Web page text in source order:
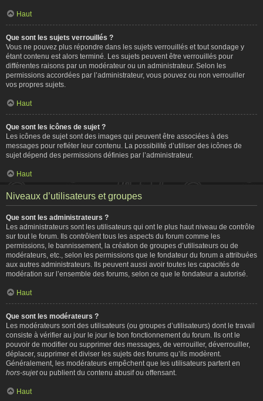
Haut
Que sont les sujets verrouillés ?
Vous ne pouvez plus répondre dans les sujets verrouillés et tout sondage y
étant contenu est alors terminé. Les sujets peuvent être verrouillés pour
différentes raisons par un modérateur ou un administrateur. Selon les
permissions accordées par l’administrateur, vous pouvez ou non verrouiller
vos propres sujets.
Haut
Que sont les icônes de sujet ?
Les icônes de sujet sont des images qui peuvent être associées à des
messages pour refléter leur contenu. La possibilité d’utiliser des icônes de
sujet dépend des permissions définies par l’administrateur.
Haut
Niveaux d’utilisateurs et groupes
Que sont les administrateurs ?
Les administrateurs sont les utilisateurs qui ont le plus haut niveau de contrôle
sur tout le forum. Ils contrôlent tous les aspects du forum comme les
permissions, le bannissement, la création de groupes d’utilisateurs ou de
modérateurs, etc., selon les permissions que le fondateur du forum a attribuées
aux autres administrateurs. Ils peuvent aussi avoir toutes les capacités de
modération sur l’ensemble des forums, selon ce que le fondateur a autorisé.
Haut
Que sont les modérateurs ?
Les modérateurs sont des utilisateurs (ou groupes d’utilisateurs) dont le travail
consiste à vérifier au jour le jour le bon fonctionnement du forum. Ils ont le
pouvoir de modifier ou supprimer des messages, de verrouiller, déverrouiller,
déplacer, supprimer et diviser les sujets des forums qu’ils modèrent.
Généralement, les modérateurs empêchent que les utilisateurs partent en
hors-sujetou publient du contenu abusif ou offensant.
Haut